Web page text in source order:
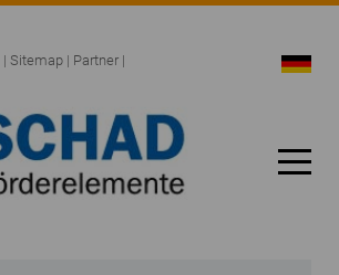
| Sitemap | Partner |